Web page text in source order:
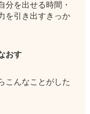
分を出せる時間・
を引き出すきっか
おす
こんなことがした